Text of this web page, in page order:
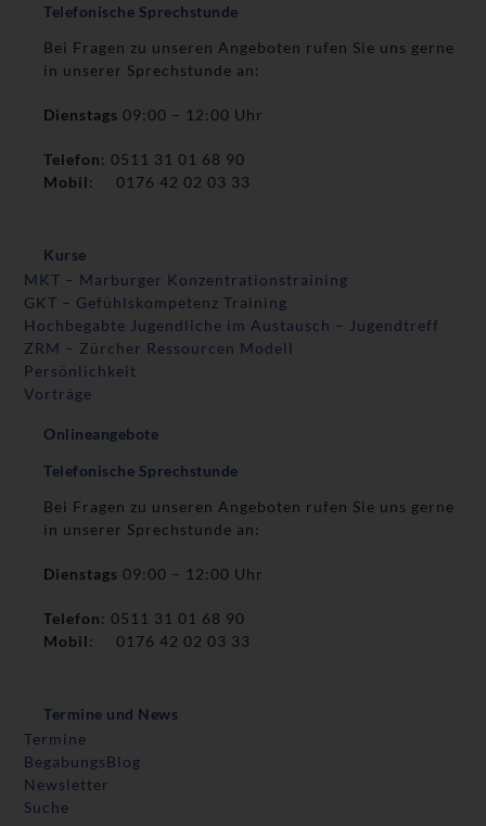
Telefonische Sprechstunde
Bei Fragen zu unseren Angeboten rufen Sie uns gerne
in unserer Sprechstunde an:
Dienstags09:00 – 12:00 Uhr
Telefon: 0511 31 01 68 90
Mobil: 0176 42 02 03 33
Kurse
MKT – Marburger Konzentrationstraining
GKT – Gefühlskompetenz Training
Hochbegabte Jugendliche im Austausch – Jugendtreff
ZRM – Zürcher Ressourcen Modell
Persönlichkeit
Vorträge
Onlineangebote
Telefonische Sprechstunde
Bei Fragen zu unseren Angeboten rufen Sie uns gerne
in unserer Sprechstunde an:
Dienstags09:00 – 12:00 Uhr
Telefon: 0511 31 01 68 90
Mobil: 0176 42 02 03 33
Termine und News
Termine
BegabungsBlog
Newsletter
Suche